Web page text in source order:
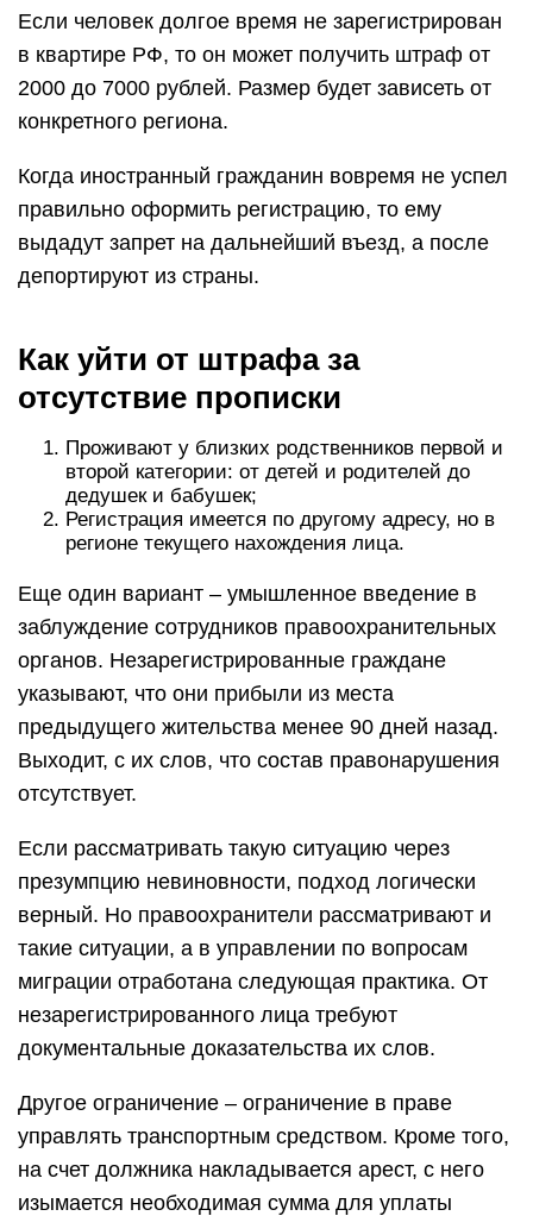
Если человек долгое время не зарегистрирован
в квартире РФ, то он может получить штраф от
2000 до 7000 рублей. Размер будет зависеть от
конкретного региона.
Когда иностранный гражданин вовремя не успел
правильно оформить регистрацию, то ему
выдадут запрет на дальнейший въезд, а после
депортируют из страны.
Как уйти от штрафа за
отсутствие прописки
Проживают у близких родственников первой и
второй категории: от детей и родителей до
дедушек и бабушек;
Регистрация имеется по другому адресу, но в
регионе текущего нахождения лица.
Еще один вариант – умышленное введение в
заблуждение сотрудников правоохранительных
органов. Незарегистрированные граждане
указывают, что они прибыли из места
предыдущего жительства менее 90 дней назад.
Выходит, с их слов, что состав правонарушения
отсутствует.
Если рассматривать такую ситуацию через
презумпцию невиновности, подход логически
верный. Но правоохранители рассматривают и
такие ситуации, а в управлении по вопросам
миграции отработана следующая практика. От
незарегистрированного лица требуют
документальные доказательства их слов.
Другое ограничение – ограничение в праве
управлять транспортным средством. Кроме того,
на счет должника накладывается арест, с него
изымается необходимая сумма для уплаты